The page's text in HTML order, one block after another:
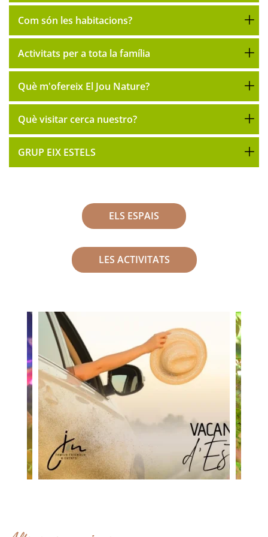
Com són les habitacions?
Activitats per a tota la família
Què m'ofereix El Jou Nature?
Què visitar cerca nuestro?
GRUP EIX ESTELS
ELS ESPAIS
LES ACTIVITATS